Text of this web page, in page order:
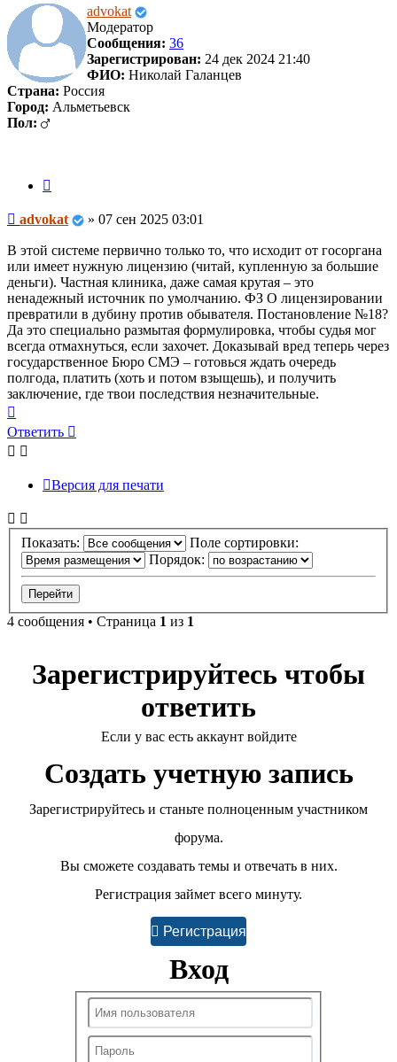
началу
advokat
Модератор
Сообщения: 36
Зарегистрирован: 24 дек 2024 21:40
ФИО: Николай Галанцев
Страна: Россия
Город: Альметьевск
Пол:
Сообщение
advokat » 07 сен 2025 03:01
В этой системе первично только то, что исходит от госоргана
или имеет нужную лицензию (читай, купленную за большие
деньги). Частная клиника, даже самая крутая – это
ненадежный источник по умолчанию. ФЗ О лицензировании
превратили в дубину против обывателя. Постановление №18?
Да это специально размытая формулировка, чтобы судья мог
всегда отмахнуться, если захочет. Доказывай вред теперь через
государственное Бюро СМЭ – готовься ждать очередь
полгода, платить (хоть и потом взыщешь), и получить
заключение, где твои последствия незначительные.
к
началу
Ответить
Версия для печати
Показать:
Поле сортировки:
Порядок:
4 сообщения • Страница 1 из 1
Зарегистрируйтесь чтобы
ответить
Если у вас есть аккаунт войдите
Создать учетную запись
Зарегистрируйтесь и станьте полноценным участником
форума.
Вы сможете создавать темы и отвечать в них.
Регистрация займет всего минуту.
Регистрация
Вход